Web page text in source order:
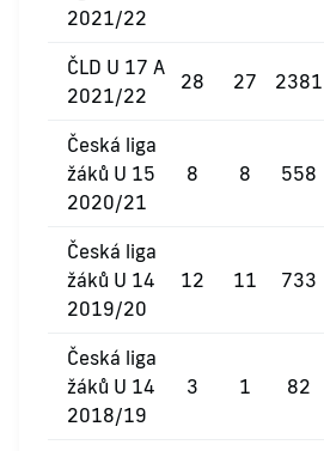
2021/22
ČLD U 17 A
2021/22
28 27 2381
Česká liga
žáků U 15
2020/21
8 8 558
Česká liga
žáků U 14
2019/20
12 11 733
Česká liga
žáků U 14
2018/19
3 1 82